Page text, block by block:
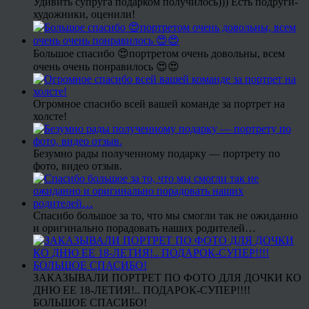
художники, оценили!
Большое спасибо 😍портретом очень довольны, всем
очень очень понравилось 😍😍
Огромное спасибо всей вашей команде за портрет на
холсте!
Безумно рады полученному подарку — портрету по
фото, видео отзыв.
Спасибо большое за то, что мы смогли так не ожиданно
и оригинально порадовать наших родителей…
ЗАКАЗЫВАЛИ ПОРТРЕТ ПО ФОТО ДЛЯ ДОЧКИ КО
ДНЮ ЕЕ 18-ЛЕТИЯ!.. ПОДАРОК-СУПЕР!!!!
БОЛЬШОЕ СПАСИБО!